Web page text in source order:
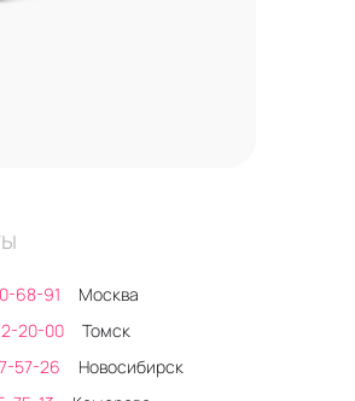
68-91
Москва
20-00
Томск
57-26
Новосибирск